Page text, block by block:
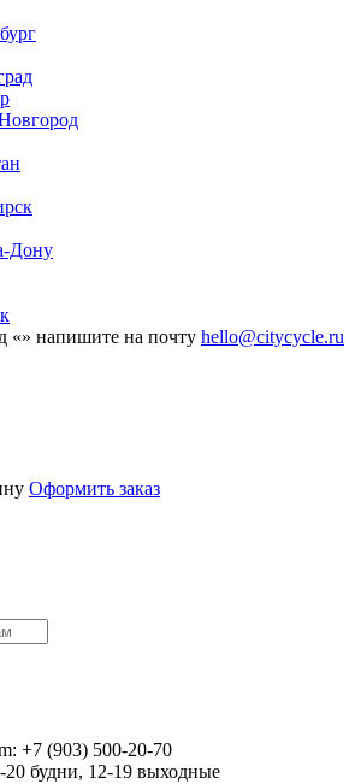
Дону
«» напишите на почту hello@citycycle.ru
Оформить заказ
+7 (903) 500-20-70
20 будни, 12-19 выходные